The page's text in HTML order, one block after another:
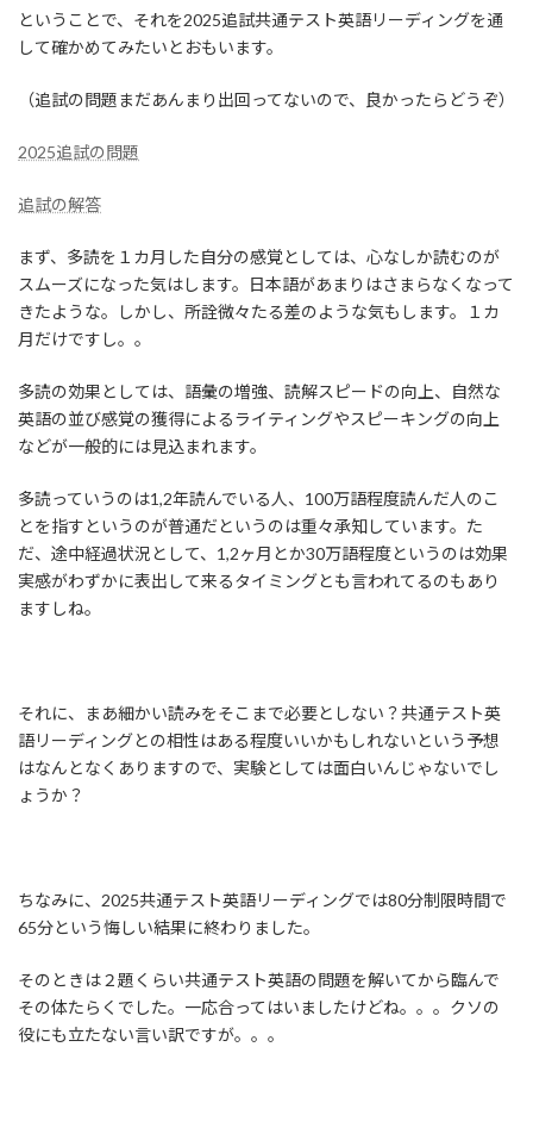
ということで、それを2025追試共通テスト英語リーディングを通
して確かめてみたいとおもいます。
（追試の問題まだあんまり出回ってないので、良かったらどうぞ）
2025追試の問題
追試の解答
まず、多読を１カ月した自分の感覚としては、心なしか読むのが
スムーズになった気はします。日本語があまりはさまらなくなって
きたような。しかし、所詮微々たる差のような気もします。１カ
月だけですし。。
多読の効果としては、語彙の増強、読解スピードの向上、自然な
英語の並び感覚の獲得によるライティングやスピーキングの向上
などが一般的には見込まれます。
多読っていうのは1,2年読んでいる人、100万語程度読んだ人のこ
とを指すというのが普通だというのは重々承知しています。た
だ、途中経過状況として、1,2ヶ月とか30万語程度というのは効果
実感がわずかに表出して来るタイミングとも言われてるのもあり
ますしね。
それに、まあ細かい読みをそこまで必要としない？共通テスト英
語リーディングとの相性はある程度いいかもしれないという予想
はなんとなくありますので、実験としては面白いんじゃないでし
ょうか？
ちなみに、2025共通テスト英語リーディングでは80分制限時間で
65分という悔しい結果に終わりました。
そのときは２題くらい共通テスト英語の問題を解いてから臨んで
その体たらくでした。一応合ってはいましたけどね。。。クソの
役にも立たない言い訳ですが。。。